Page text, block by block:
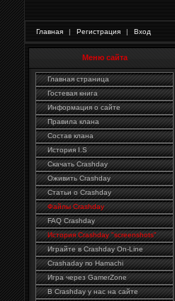
Главная | Регистрация | Вход
Меню сайта
Главная страница
Гостевая книга
Информация о сайте
Правила клана
Состав клана
История I.S
Скачать Crashday
Оживить Crashday
Статьи о Crashday
Файлы Crashday
FAQ Crashday
История Crashday "screenshots"
Играйте в Crashday On-Line
Crashaday по Hamachi
Игра через GamerZone
В Crashday у нас на сайте